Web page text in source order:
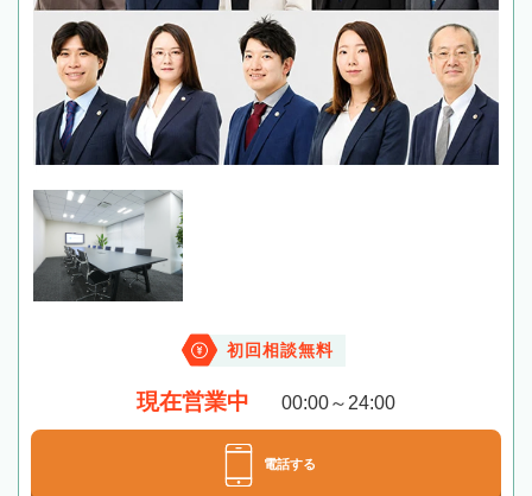
初回相談無料
現在営業中 00:00～24:00
電話する